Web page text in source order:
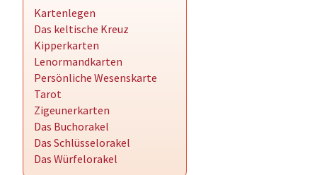
Kartenlegen
Das keltische Kreuz
Kipperkarten
Lenormandkarten
Persönliche Wesenskarte
Tarot
Zigeunerkarten
Das Buchorakel
Das Schlüsselorakel
Das Würfelorakel